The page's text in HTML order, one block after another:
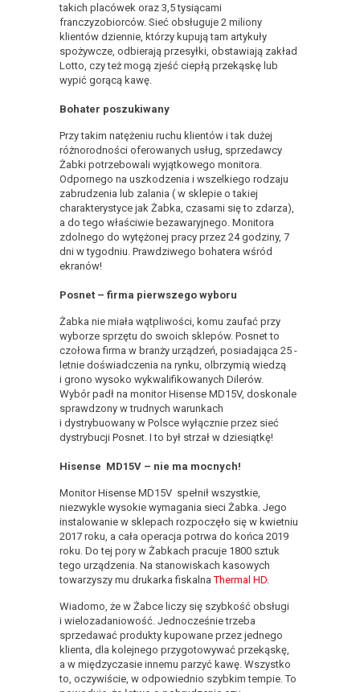
takich placówek oraz 3,5 tysiącami
franczyzobiorców. Sieć obsługuje 2 miliony
klientów dziennie, którzy kupują tam artykuły
spożywcze, odbierają przesyłki, obstawiają zakład
Lotto, czy też mogą zjeść ciepłą przekąskę lub
wypić gorącą kawę.
Bohater poszukiwany
Przy takim natężeniu ruchu klientów i tak dużej
różnorodności oferowanych usług, sprzedawcy
Żabki potrzebowali wyjątkowego monitora.
Odpornego na uszkodzenia i wszelkiego rodzaju
zabrudzenia lub zalania ( w sklepie o takiej
charakterystyce jak Żabka, czasami się to zdarza),
a do tego właściwie bezawaryjnego. Monitora
zdolnego do wytężonej pracy przez 24 godziny, 7
dni w tygodniu. Prawdziwego bohatera wśród
ekranów!
Posnet – firma pierwszego wyboru
Żabka nie miała wątpliwości, komu zaufać przy
wyborze sprzętu do swoich sklepów. Posnet to
czołowa firma w branży urządzeń, posiadająca 25 -
letnie doświadczenia na rynku, olbrzymią wiedzą
i grono wysoko wykwalifikowanych Dilerów.
Wybór padł na monitor Hisense MD15V, doskonale
sprawdzony w trudnych warunkach
i dystrybuowany w Polsce wyłącznie przez sieć
dystrybucji Posnet. I to był strzał w dziesiątkę!
Hisense MD15V – nie ma mocnych!
Monitor Hisense MD15V spełnił wszystkie,
niezwykle wysokie wymagania sieci Żabka. Jego
instalowanie w sklepach rozpoczęło się w kwietniu
2017 roku, a cała operacja potrwa do końca 2019
roku. Do tej pory w Żabkach pracuje 1800 sztuk
tego urządzenia. Na stanowiskach kasowych
towarzyszy mu drukarka fiskalnaThermal HD
Wiadomo, że w Żabce liczy się szybkość obsługi
i wielozadaniowość. Jednocześnie trzeba
sprzedawać produkty kupowane przez jednego
klienta, dla kolejnego przygotowywać przekąskę,
a w międzyczasie innemu parzyć kawę. Wszystko
to, oczywiście, w odpowiednio szybkim tempie. To